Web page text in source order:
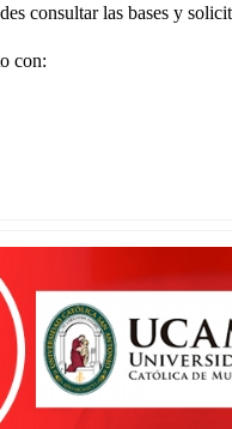
consultar las bases y
con: